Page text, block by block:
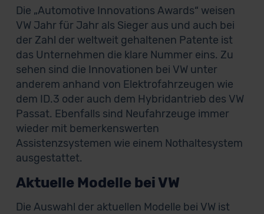
Die „Automotive Innovations Awards“ weisen
VW Jahr für Jahr als Sieger aus und auch bei
der Zahl der weltweit gehaltenen Patente ist
das Unternehmen die klare Nummer eins. Zu
sehen sind die Innovationen bei VW unter
anderem anhand von Elektrofahrzeugen wie
dem ID.3 oder auch dem Hybridantrieb des VW
Passat. Ebenfalls sind Neufahrzeuge immer
wieder mit bemerkenswerten
Assistenzsystemen wie einem Nothaltesystem
ausgestattet.
Aktuelle Modelle bei VW
Die Auswahl der aktuellen Modelle bei VW ist